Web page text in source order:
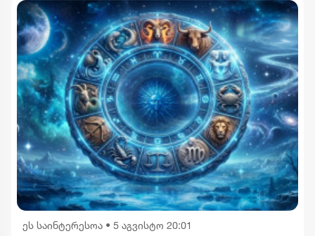
ეს საინტერესოა • 5 აგვისტო 20:01